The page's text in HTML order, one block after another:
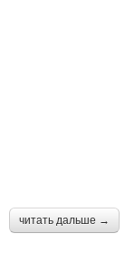
читать дальше →